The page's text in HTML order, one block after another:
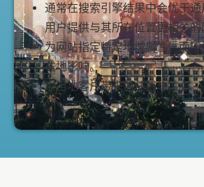
通常在搜索引擎结果中会优于
用户提供与其所在位置更相关
为网站指定特定地域属性，而
在地影响。
为当地客户带来信任感与信心。